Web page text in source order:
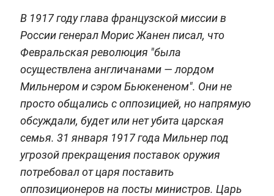
В 1917 году глава французской миссии в
России генерал Морис Жанен писал, что
Февральская революция "была
осуществлена англичанами — лордом
Мильнером и сэром Бьюкененом". Они не
просто общались с оппозицией, но напрямую
обсуждали, будет или нет убита царская
семья. 31 января 1917 года Мильнер под
угрозой прекращения поставок оружия
потребовал от царя поставить
оппозиционеров на посты министров. Царь